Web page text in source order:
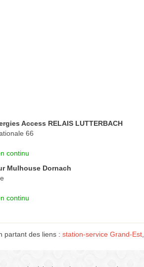
Access RELAIS LUTTERBACH
66
continu
Mulhouse Dornach
continu
partant des liens : station-service Grand-Est,